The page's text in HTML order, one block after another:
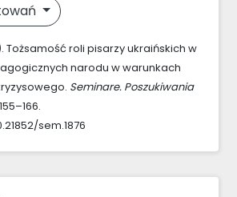
Tożsamość roli pisarzy ukraińskich w
narodu w warunkach
Seminare. Poszukiwania
sem.1876